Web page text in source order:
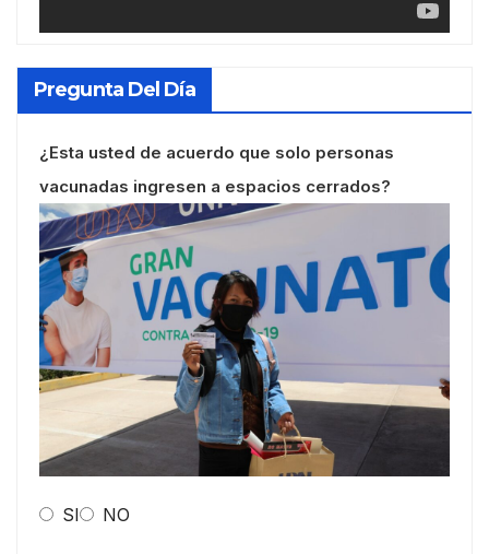
Pregunta Del Día
¿Esta usted de acuerdo que solo personas
vacunadas ingresen a espacios cerrados?
SI NO